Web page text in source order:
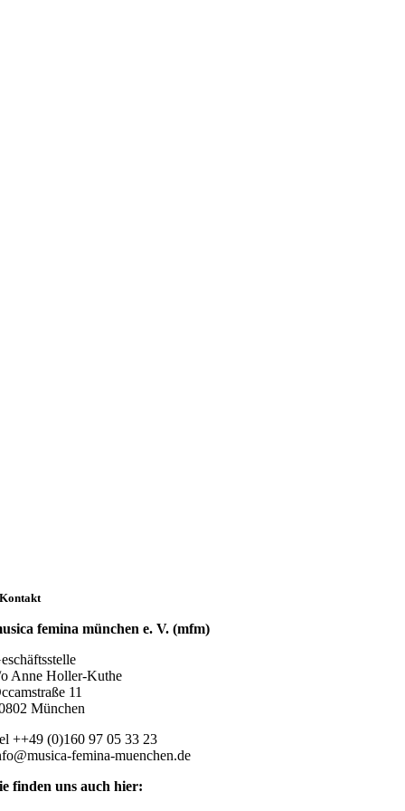
Kontakt
femina münchen e. V. (mfm)
Anne Holler-Kuthe
11
München
++49 (0)160 97 05 33 23
femina-muenchen.de
finden uns auch hier: